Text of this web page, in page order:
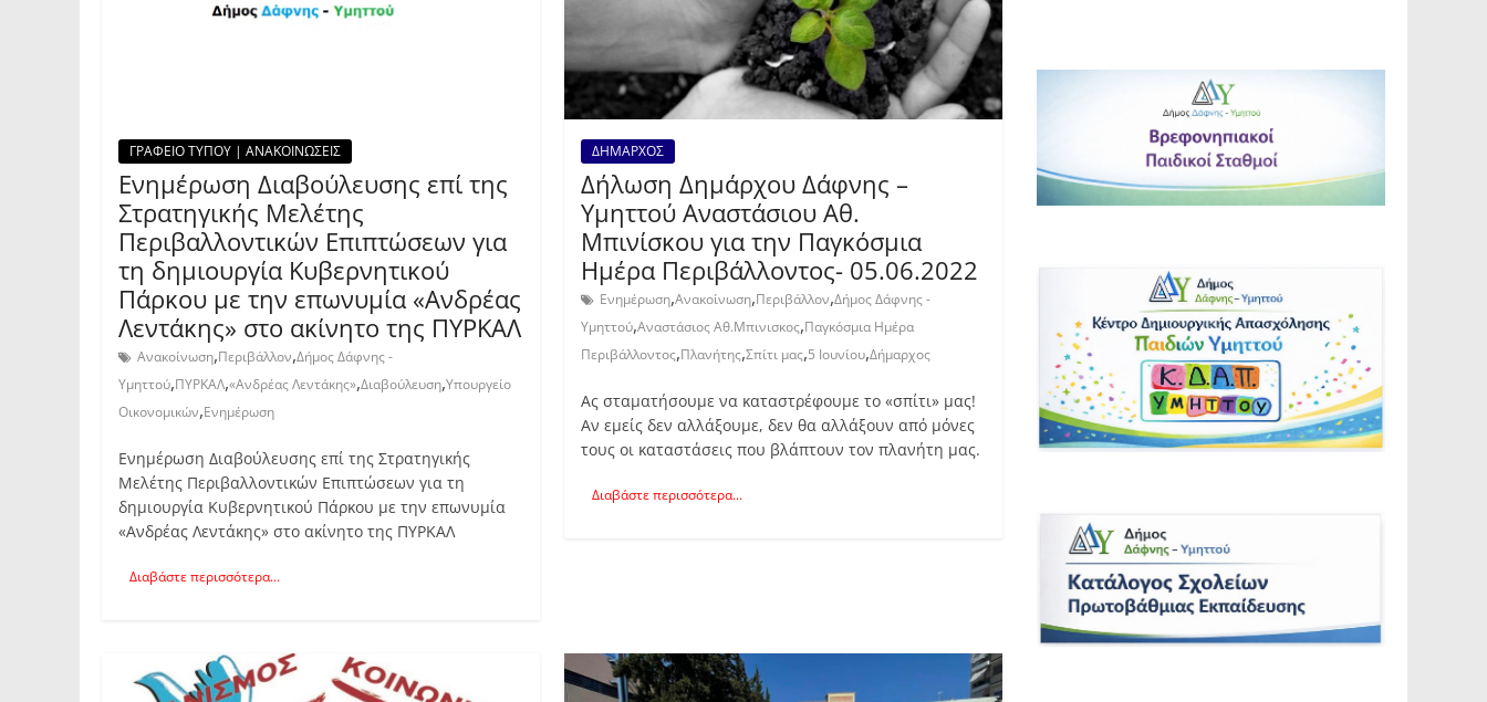
ΓΡΑΦΕΙΟ ΤΥΠΟΥ | ΑΝΑΚΟΙΝΩΣΕΙΣ
Ενημέρωση Διαβούλευσης επί της
Στρατηγικής Μελέτης
Περιβαλλοντικών Επιπτώσεων για
τη δημιουργία Κυβερνητικού
Πάρκου με την επωνυμία «Ανδρέας
Λεντάκης» στο ακίνητο της ΠΥΡΚΑΛ
Ανακοίνωση,Περιβάλλον,Δήμος Δάφνης -
Υμηττού,ΠΥΡΚΑΛ,«Ανδρέας Λεντάκης»,Διαβούλευση,Υπουργείο
Οικονομικών,Ενημέρωση
Ενημέρωση Διαβούλευσης επί της Στρατηγικής
Μελέτης Περιβαλλοντικών Επιπτώσεων για τη
δημιουργία Κυβερνητικού Πάρκου με την επωνυμία
«Ανδρέας Λεντάκης» στο ακίνητο της ΠΥΡΚΑΛ
Διαβάστε περισσότερα...
ΔΗΜΑΡΧΟΣ
Δήλωση Δημάρχου Δάφνης –
Υμηττού Αναστάσιου Αθ.
Μπινίσκου για την Παγκόσμια
Ημέρα Περιβάλλοντος- 05.06.2022
Ενημέρωση,Ανακοίνωση,Περιβάλλον,Δήμος Δάφνης -
Υμηττού,Αναστάσιος Αθ.Μπινισκος,Παγκόσμια Ημέρα
Περιβάλλοντος,Πλανήτης,Σπίτι μας,5 Ιουνίου,Δήμαρχος
Ας σταματήσουμε να καταστρέφουμε το «σπίτι» μας!
Αν εμείς δεν αλλάξουμε, δεν θα αλλάξουν από μόνες
τους οι καταστάσεις που βλάπτουν τον πλανήτη μας.
Διαβάστε περισσότερα...